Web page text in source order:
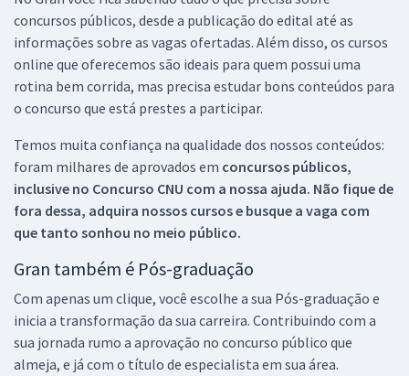
concursos públicos, desde a publicação do edital até as
informações sobre as vagas ofertadas. Além disso, os cursos
online que oferecemos são ideais para quem possui uma
rotina bem corrida, mas precisa estudar bons conteúdos para
o concurso que está prestes a participar.
Temos muita confiança na qualidade dos nossos conteúdos:
foram milhares de aprovados em concursos públicos,
inclusive no Concurso CNU com a nossa ajuda. Não fique de
fora dessa, adquira nossos cursos e busque a vaga com
que tanto sonhou no meio público.
Gran também é Pós-graduação
Com apenas um clique, você escolhe a sua Pós-graduação e
inicia a transformação da sua carreira. Contribuindo com a
sua jornada rumo a aprovação no concurso público que
almeja, e já com o título de especialista em sua área.